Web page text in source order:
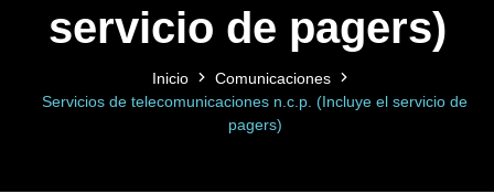
servicio de pagers)
Inicio
Comunicaciones
Servicios de telecomunicaciones n.c.p. (Incluye el servicio de
pagers)